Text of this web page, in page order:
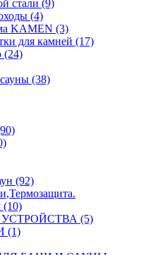
стали (9)
(4)
KAMEN (3)
для камней (17)
(24)
(38)
(92)
(10)
(5)
(1)